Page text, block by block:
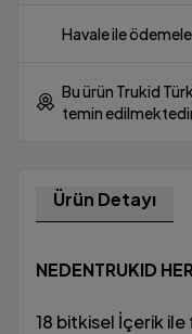
Havale ile
Bu ürün Trukid
temin
Ürün Detayı
NEDENTRUKID
18 bitkisel İçerik